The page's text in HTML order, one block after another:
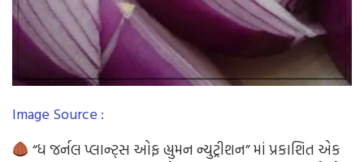
Image Source :
“ધ જર્નલ પ્લાન્ટ્સ ઓફ હ્યુમન ન્યુટ્રીશન” માં પ્રકાશિત એક